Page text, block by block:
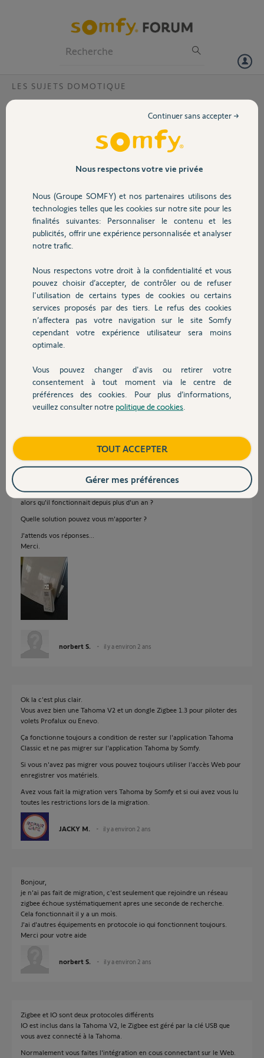
Volet
Sécurité
Domotique
Chauffage
Autres produits
Devis avec un pro
Contact
LES SUJETS DOMOTIQUE
Identification réseau zigbee qui échoue
Après avoir supprimé mes volets Eveno zigbee 3.0 suite
à un problème de report de position sur l'un d'entre eux,
ma box Tahoma V2 ne trouve plus de réseau zigbee.
norbert S.
il y a environ 2 ans
Réponses
Bonjour Norbert
Si vous avez une Tahoma V2 en forme de vague elle n'est pas compatible
Zigbee 3.0
JACKY M. il y a environ 2 ans
j'ai pris une photo du matériel installé chez moi qui a fonctionné pendant
Mes questions sont donc maintenant :
Pourquoi cela ne fonctionne plus ?
Pourquoi me dites vous que ce kit ne peut pas fonctionner
alors qu'il fonctionnait depuis plus d'un an ?
Quelle solution pouvez vous m'apporter ?
J'attends vos réponses...
Merci.
norbert S. il y a environ 2 ans
Ok la c'est plus clair.
Vous avez bien une Tahoma V2 et un dongle Zigbee 1.3 pour piloter des
volets Profalux ou Enevo.
Ça fonctionne toujours a condition de rester sur l'application Tahoma
Classic et ne pas migrer sur l'application Tahoma by Somfy.
Si vous n'avez pas migrer vous pouvez toujours utiliser l'accès Web pour
enregistrer vos matériels.
Avez vous fait la migration vers Tahoma by Somfy et si oui avez vous lu
toutes les restrictions lors de la migration.
JACKY M. il y a environ 2 ans
Bonjour,
je n'ai pas fait de migration, c'est seulement que rejoindre un réseau
zigbee échoue systématiquement apres une seconde de recherche.
Cela fonctionnait il y a un mois.
J'ai d'autres équipements en protocole io qui fonctionnent toujours.
Merci pour votre aide
norbert S. il y a environ 2 ans
Zigbee et IO sont deux protocoles différents
IO est inclus dans la Tahoma V2, le Zigbee est géré par la clé USB que
vous avez connecté à la Tahoma.
Normalement vous faites l'intégration en cous connectant sur le Web.
Nous respectons votre vie privée
Nous (Groupe SOMFY) et nos partenaires utilisons des
technologies telles que les cookies sur notre site pour les
finalités suivantes: Personnaliser le contenu et les
publicités, offrir une expérience personnalisée et analyser
notre trafic.
Nous respectons votre droit à la confidentialité et vous
pouvez choisir d’accepter, de contrôler ou de refuser
l'utilisation de certains types de cookies ou certains
services proposés par des tiers. Le refus des cookies
n’affectera pas votre navigation sur le site Somfy
cependant votre expérience utilisateur sera moins
optimale.
Vous pouvez changer d'avis ou retirer votre
consentement à tout moment via le centre de
préférences des cookies. Pour plus d’informations,
veuillez consulter notre politique de cookies
Continuer sans accepter →
TOUT ACCEPTER
Gérer mes préférences